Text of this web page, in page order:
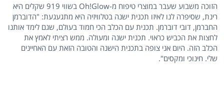
הזוכה משבוע שעבר במוצרי טיפוח מ-Oh!Glow בשווי 919 שקלים היא
רינת, שסיפרה לנו לאיזו תכנית ישנה בטלוויזיה היא מתגעגעת: "הדוברמן
החברמן, דובי דוברמן. תכנית עם הכלב הכי חמוד בעולם, שגם לימד אותנו
לחצות את הכביש כראוי. תכנית ישנה ומעולה. ממש רציתי לאמץ את
הכלב הזה. היום אני צופה בתכנית הישנה והטובה הזאת עם האחיינים
שלי. חינוכי ומקסים".